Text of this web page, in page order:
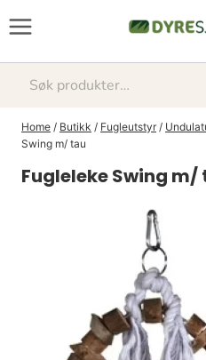
Søk
Home / Butikk / Fugleutstyr /
Swing m/ tau
Fugleleke Swing m/